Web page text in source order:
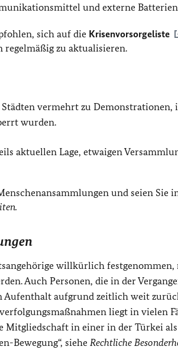
und externe
sich auf die Krisenvorsorgeliste
zu aktualisieren.
vermehrt zu Demonstrationen,
wurden.
aktuellen Lage, etwaigen
und seien Sie
willkürlich
Auch Personen, die in der
Aufenthalt aufgrund zeitlich weit
liegt in vielen
Mitgliedschaft in einer in der Türkei
Bewegung“, siehe Rechtliche